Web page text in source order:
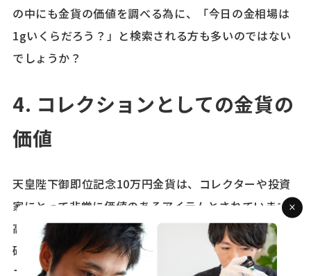
の中にも金貨の価値を調べる為に、「今日の金相場は
1gいくらだろう？」と検索される方も多いのではない
でしょうか？
4. コレクションとしての金貨の
価値
天皇陛下御即位記念10万円金貨は、コレクターや投資
家にとって非常に価値のあるアイテムとされています。
高額な額面、高い金純度、美しいデザインから、この
硬貨は高いコレクション価値を持っています。また、
コインコレクターは、この硬貨を自分のコレクション